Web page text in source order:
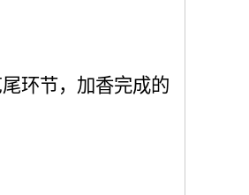
环节，加香完成的